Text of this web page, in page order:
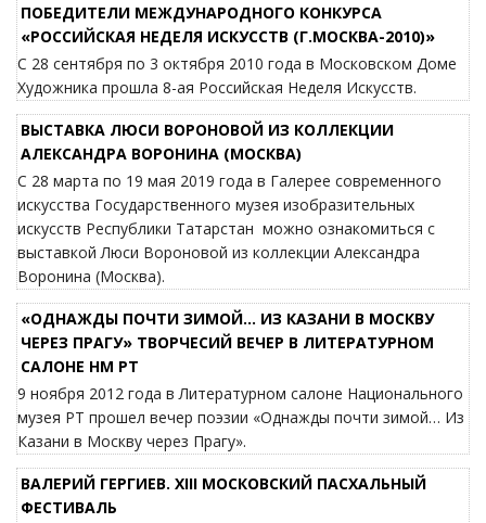
ПОБЕДИТЕЛИ МЕЖДУНАРОДНОГО КОНКУРСА
«РОССИЙСКАЯ НЕДЕЛЯ ИСКУССТВ (Г.МОСКВА-2010)»
С 28 сентября по 3 октября 2010 года в Московском Доме
Художника прошла 8-ая Российская Неделя Искусств.
ВЫСТАВКА ЛЮСИ ВОРОНОВОЙ ИЗ КОЛЛЕКЦИИ
АЛЕКСАНДРА ВОРОНИНА (МОСКВА)
С 28 марта по 19 мая 2019 года в Галерее современного
искусства Государственного музея изобразительных
искусств Республики Татарстан можно ознакомиться с
выставкой Люси Вороновой из коллекции Александра
Воронина (Москва).
«ОДНАЖДЫ ПОЧТИ ЗИМОЙ… ИЗ КАЗАНИ В МОСКВУ
ЧЕРЕЗ ПРАГУ» ТВОРЧЕСИЙ ВЕЧЕР В ЛИТЕРАТУРНОМ
САЛОНЕ НМ РТ
9 ноября 2012 года в Литературном салоне Национального
музея РТ прошел вечер поэзии «Однажды почти зимой… Из
Казани в Москву через Прагу».
ВАЛЕРИЙ ГЕРГИЕВ. XIII МОСКОВСКИЙ ПАСХАЛЬНЫЙ
ФЕСТИВАЛЬ